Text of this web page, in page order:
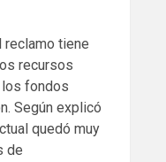
reclamo tiene
recursos
fondos
Según explicó
quedó muy
de